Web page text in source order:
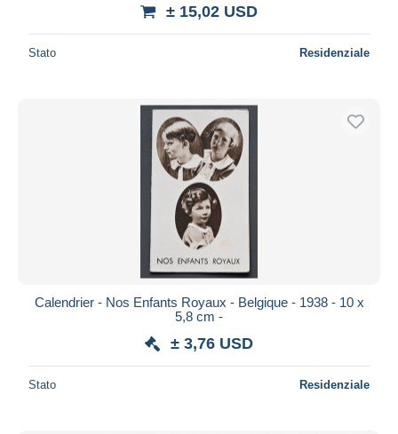
± 15,02 USD
Stato Residenziale
Calendrier - Nos Enfants Royaux - Belgique - 1938 - 10 x
5,8 cm -
± 3,76 USD
Stato Residenziale